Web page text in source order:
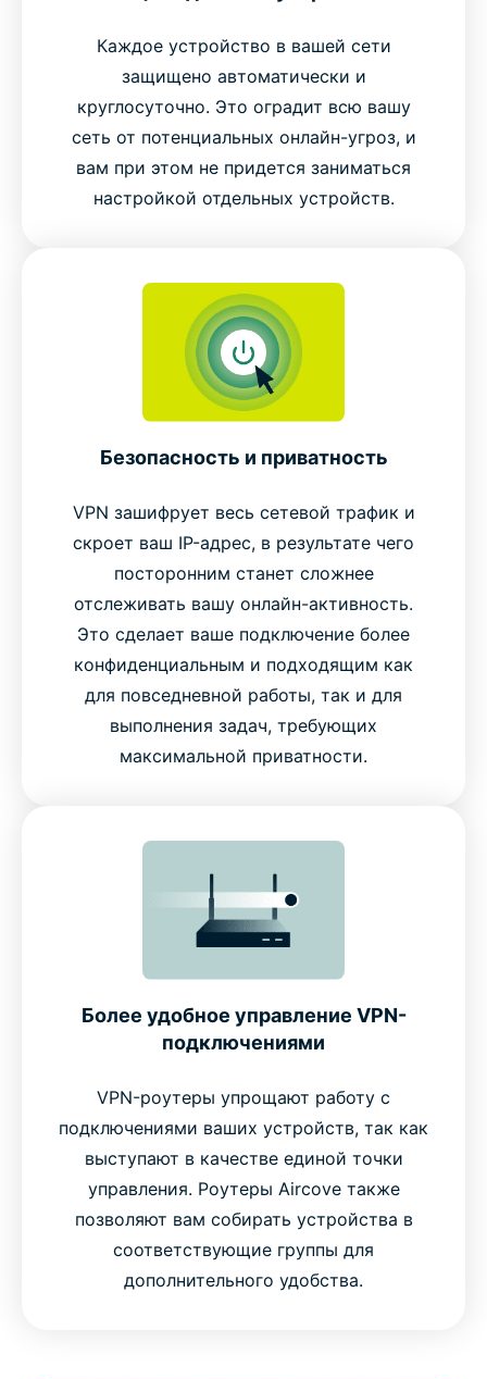
Каждое устройство в вашей сети
защищено автоматически и
круглосуточно. Это оградит всю вашу
сеть от потенциальных онлайн-угроз, и
вам при этом не придется заниматься
настройкой отдельных устройств.
Безопасность и приватность
VPN зашифрует весь сетевой трафик и
скроет ваш IP-адрес, в результате чего
посторонним станет сложнее
отслеживать вашу онлайн-активность.
Это сделает ваше подключение более
конфиденциальным и подходящим как
для повседневной работы, так и для
выполнения задач, требующих
максимальной приватности.
Более удобное управление VPN-
подключениями
VPN-роутеры упрощают работу с
подключениями ваших устройств, так как
выступают в качестве единой точки
управления. Роутеры Aircove также
позволяют вам собирать устройства в
соответствующие группы для
дополнительного удобства.